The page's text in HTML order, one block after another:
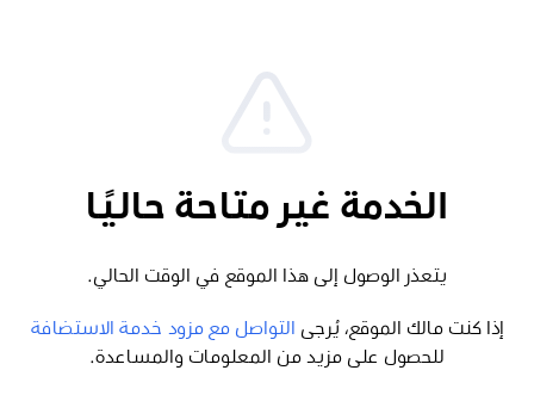
الخدمة غير متاحة حاليًا
يتعذر الوصول إلى هذا الموقع في الوقت الحالي.
إذا كنت مالك الموقع، يُرجى
التواصل مع مزود خدمة الاستضافة
للحصول على مزيد من المعلومات والمساعدة.